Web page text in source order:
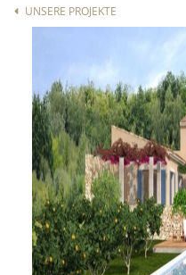
UNSERE PROJEKTE